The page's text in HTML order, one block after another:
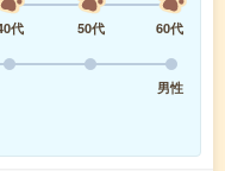
代 50代
60代
男性